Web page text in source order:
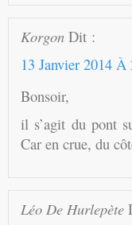
Korgon Dit :
13 Janvier 2014
Bonsoir,
il s’agit du pont
Car en crue, du
Léo De Hurlepète